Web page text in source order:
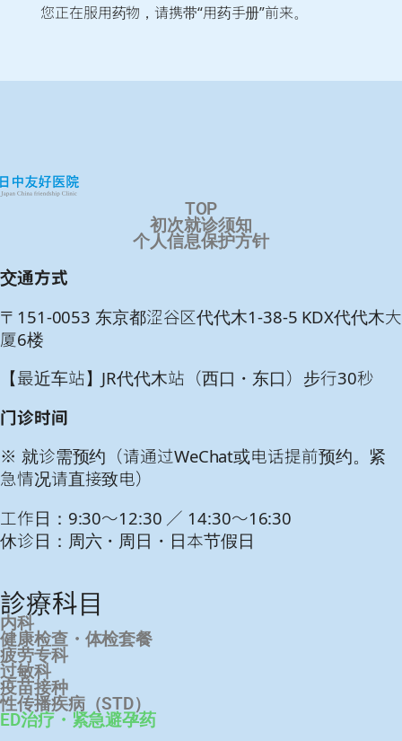
您正在服用药物，请携带“用药手册”前来。
TOP
初次就诊须知
个人信息保护方针
交通方式
〒151-0053 东京都涩谷区代代木1-38-5 KDX代代木大
厦6楼
【最近车站】JR代代木站（西口・东口）步行30秒
门诊时间
※ 就诊需预约（请通过WeChat或电话提前预约。紧
急情况请直接致电）
工作日：9:30～12:30 ／ 14:30～16:30
休诊日：周六・周日・日本节假日
診療科目
内科
健康检查・体检套餐
疲劳专科
过敏科
疫苗接种
性传播疾病（STD）
ED治疗・紧急避孕药